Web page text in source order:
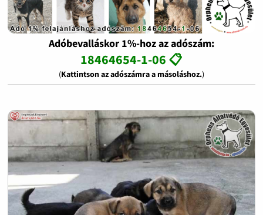
Adóbevalláskor 1%-hoz az adószám:
18464654-1-06 📋
(Kattintson az adószámra a másoláshoz.)